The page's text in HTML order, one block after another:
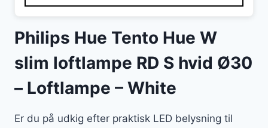
Philips Hue Tento Hue W
slim loftlampe RD S hvid Ø30
– Loftlampe – White
Er du på udkig efter praktisk LED belysning til